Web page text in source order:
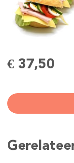
€ 37,50